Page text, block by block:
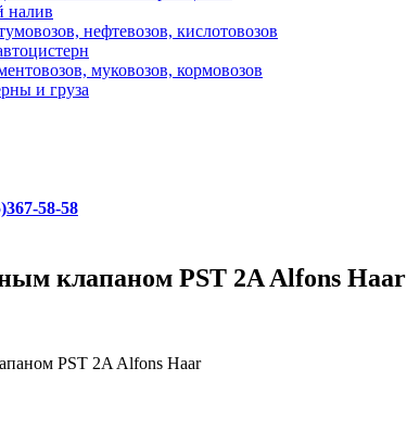
налив
нефтевозов, кислотовозов
муковозов, кормовозов
и груза
58-58
клапаном PST 2A Alfons Haar
PST 2A Alfons Haar